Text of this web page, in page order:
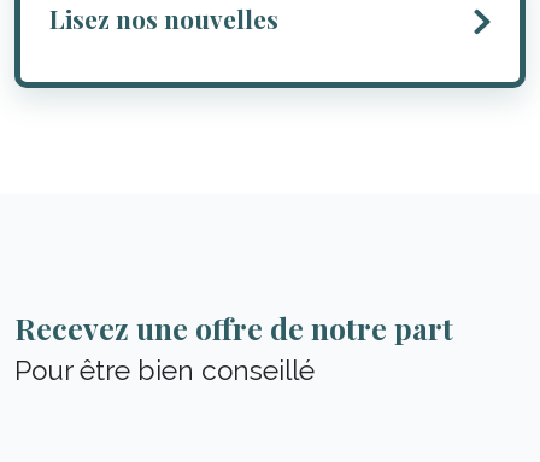
Lisez nos nouvelles
Recevez une offre de notre part
Pour être bien conseillé